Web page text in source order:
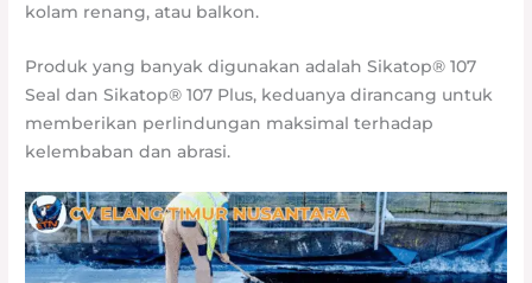
kolam renang, atau balkon.
Produk yang banyak digunakan adalah Sikatop® 107
Seal dan Sikatop® 107 Plus, keduanya dirancang untuk
memberikan perlindungan maksimal terhadap
kelembaban dan abrasi.